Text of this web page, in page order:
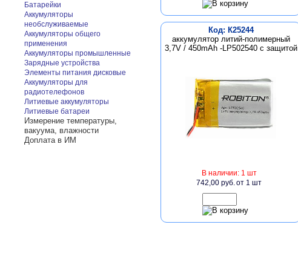
Батарейки
Аккумуляторы
необслуживаемые
Аккумуляторы общего
применения
Аккумуляторы промышленные
Зарядные устройства
Элементы питания дисковые
Аккумуляторы для
радиотелефонов
Литиевые аккумуляторы
Литиевые батареи
Измерение температуры,
вакуума, влажности
Доплата в ИМ
Код: К25244
аккумулятор литий-полимерный
3,7V / 450mAh -LP502540 с защитой
В наличии: 1 шт
742,00 руб.от 1 шт